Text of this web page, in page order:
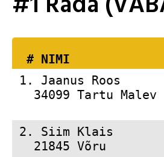
  #
1. Jaanus Roos
34099 Tartu Malev
2. Siim Klais
21845 Võru